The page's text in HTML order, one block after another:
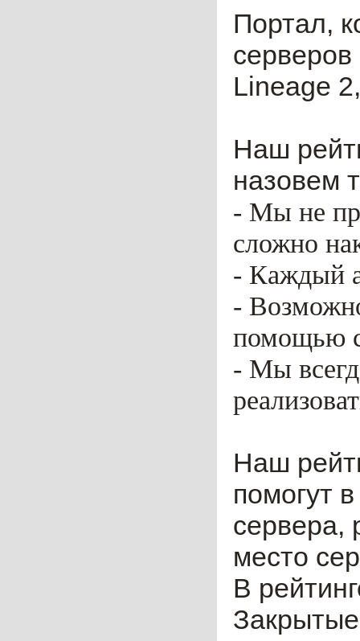
Портал,
Lineage
Наш
назовем
- Мы не
сложно
- Каждый
-
помощью
- Мы
Наш
помогут
сервера,
место
В